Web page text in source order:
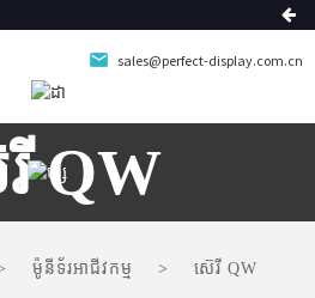
sales@perfect-display.com.cn
QW
ម៉ូនីទ័រអាជីវកម្ម ស៊េរី QW